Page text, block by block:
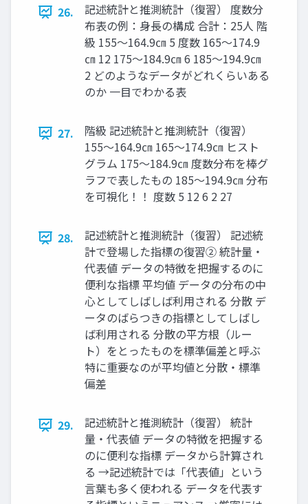
26.
記述統計と推測統計（復習） 度数分
布表の例：身長の構成 合計：25人 階
級 155～164.9㎝ 5 度数 165～174.9
㎝ 12 175～184.9㎝ 6 185～194.9㎝
2 どのようなデータがどれくらいある
のか 一目でわかる表
27.
階級 記述統計と推測統計（復習）
155～164.9㎝ 165～174.9㎝ ヒスト
グラム 175～184.9㎝ 度数分布を棒グ
ラフで表したもの 185～194.9㎝ 分布
を可視化！！ 度数 5 12 6 2 27
28.
記述統計と推測統計（復習） 記述統
計で登場した指標の復習② 統計量・
代表値 データの特徴を把握するのに
便利な指標 平均値 データの分布の中
心としてしばしば利用される 分散 デ
ータのばらつきの指標としてしばし
ば利用される 分散の平方根（ルー
ト）をとったものを標準偏差と呼ぶ
特に重要なのが平均値と分散・標準
偏差
29.
記述統計と推測統計（復習） 統計
量・代表値 データの特徴を把握する
のに便利な指標 データから計算され
る →記述統計では「代表値」という
言葉も多く使われる データを代表す